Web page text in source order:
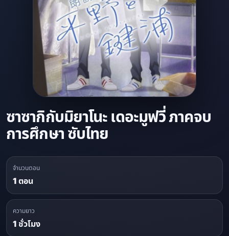
ซาซากิกับมิยาโนะ เดอะมูฟวี่ ภาคจบ
การศึกษา ซับไทย
จำนวนตอน
1 ตอน
ความยาว
1 ชั่วโมง